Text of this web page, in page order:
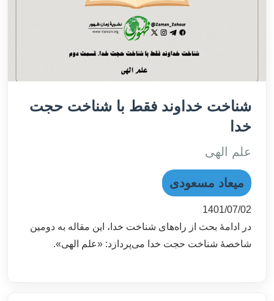
شناخت خداوند فقط با شناخت حجت
خدا
علم الهی
میعاد مسعودی
1401/07/02
در ادامۀ بحث از راه‌های شناخت خدا، این مقاله به دومین
شاخصۀ شناخت حجت خدا می‌پردازد: «علم الهی».